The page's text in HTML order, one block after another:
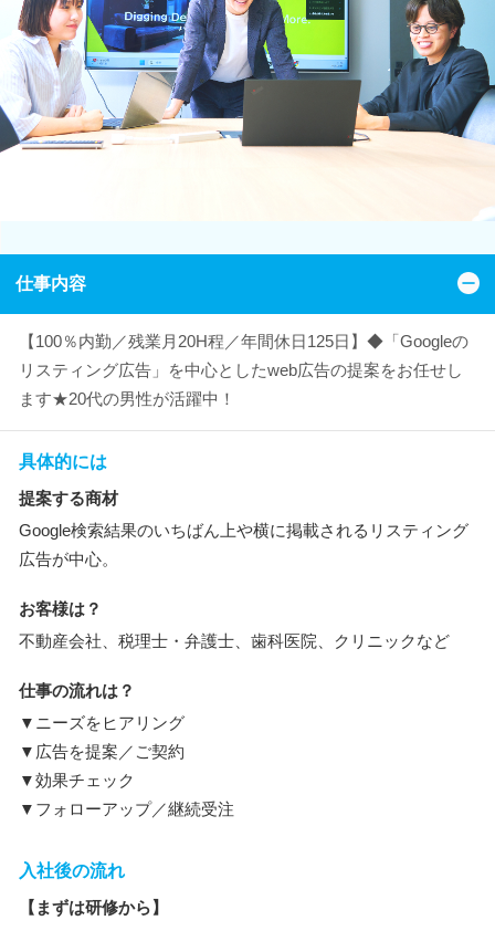
仕事内容
【100％内勤／残業月20H程／年間休日125日】◆「Googleの
リスティング広告」を中心としたweb広告の提案をお任せし
ます★20代の男性が活躍中！
具体的には
提案する商材
Google検索結果のいちばん上や横に掲載されるリスティング
広告が中心。
お客様は？
不動産会社、税理士・弁護士、歯科医院、クリニックなど
仕事の流れは？
▼ニーズをヒアリング
▼広告を提案／ご契約
▼効果チェック
▼フォローアップ／継続受注
入社後の流れ
【まずは研修から】